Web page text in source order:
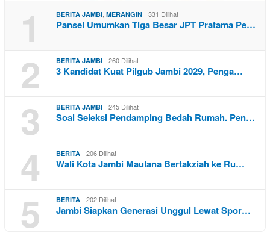
1 BERITA JAMBI MERANGIN 331 Dilihat
Pansel Umumkan Tiga Besar JPT Pratama Pe…
2 BERITA JAMBI 260 Dilihat
3 Kandidat Kuat Pilgub Jambi 2029, Penga…
3 BERITA JAMBI 245 Dilihat
Soal Seleksi Pendamping Bedah Rumah. Pen…
4 BERITA 206 Dilihat
Wali Kota Jambi Maulana Bertakziah ke Ru…
5 BERITA 202 Dilihat
Jambi Siapkan Generasi Unggul Lewat Spor…